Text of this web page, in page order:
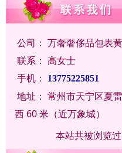
公司： 万奢奢侈品包表
联系： 高女士
手机：
13775225851
地址： 常州市天宁区夏
西 60 米（近万象城）
本站共被浏览